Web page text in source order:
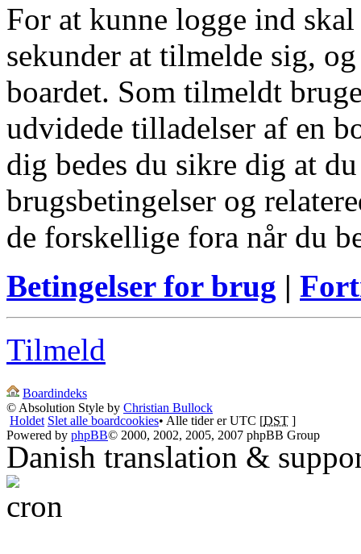
For at kunne logge ind
sekunder at tilmelde sig,
boardet. Som tilmeldt
udvidede tilladelser af en
dig bedes du sikre dig at
brugsbetingelser og
de forskellige fora når du
Betingelser for brug |
Tilmeld
Boardindeks
© Absolution Style by Christian Bullock
Holdet Slet alle boardcookies• Alle tider er UTC [DST ]
Powered by phpBB© 2000, 2002, 2005, 2007 phpBB Group
Danish translation &